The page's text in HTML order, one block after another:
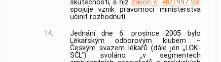
skutečnosti, s níž zákon č. 48/1997 Sb.
spojuje vznik pravomoci ministerstva
učinit rozhodnutí.
14.
Jednání dne 6. prosince 2005 bylo
Lékařským odborovým klubem –
Českým svazem lékařů (dále jen „LOK-
SČL“) svoláno „v segmentech